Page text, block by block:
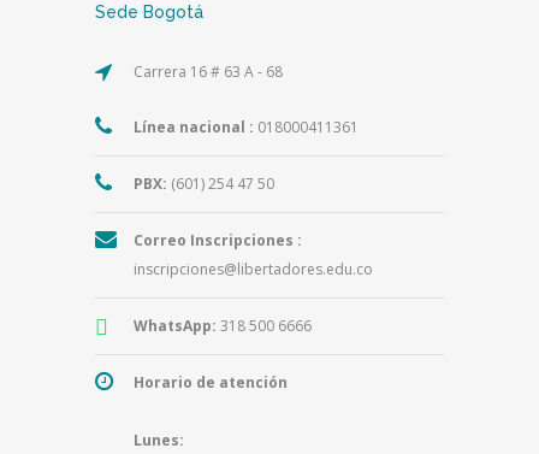
Sede Bogotá
Carrera 16 # 63 A - 68
Línea nacional : 018000411361
PBX: (601) 254 47 50
Correo Inscripciones :
inscripciones@libertadores.edu.co
WhatsApp: 318 500 6666
Horario de atención
Lunes: